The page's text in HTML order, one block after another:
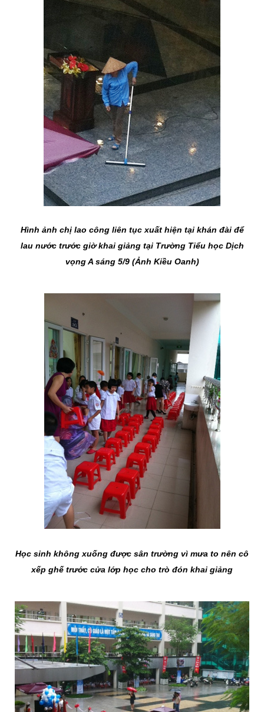
Hình ảnh chị lao công liên tục xuất hiện tại khán đài để
lau nước trước giờ khai giảng tại Trường Tiểu học Dịch
vọng A sáng 5/9 (Ảnh Kiều Oanh)
Học sinh không xuống được sân trường vì mưa to nên cô
xếp ghế trước cửa lớp học cho trò đón khai giảng